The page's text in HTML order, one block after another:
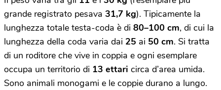
grande registrato pesava 31,7 kg). Tipicamente la
lunghezza totale testa-coda è di 80–100 cm, di cui la
lunghezza della coda varia dai 25 ai 50 cm. Si tratta
di un roditore che vive in coppia e ogni esemplare
occupa un territorio di 13 ettari circa d’area umida.
Sono animali monogami e le coppie durano a lungo.